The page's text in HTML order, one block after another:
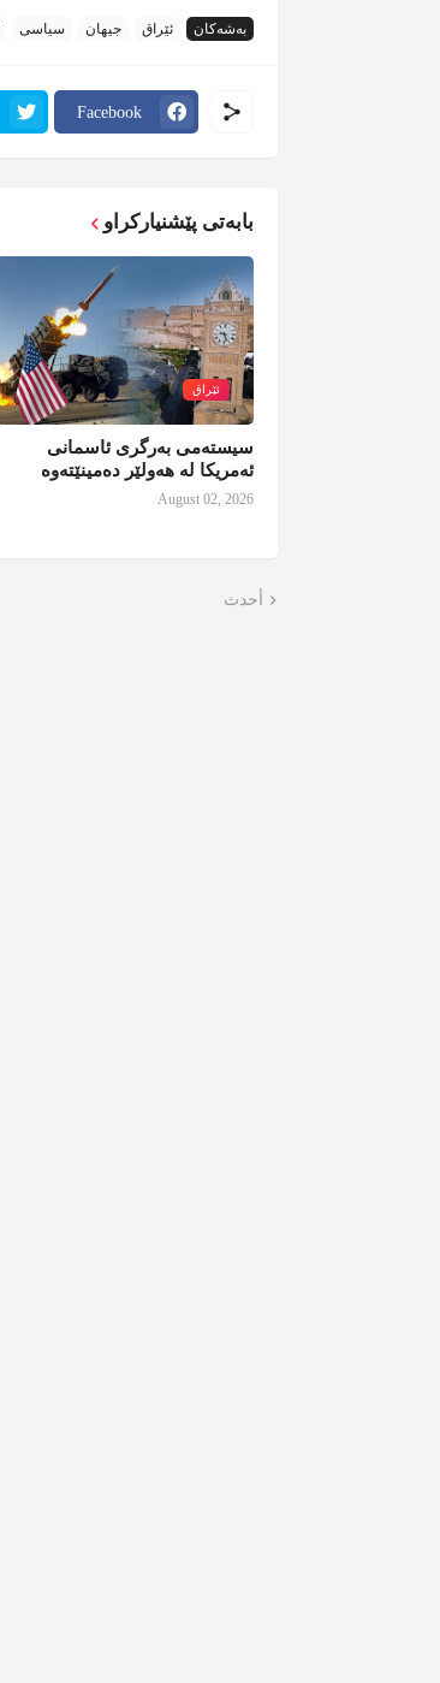
بەشەکان ئێراق جیهان سیاسی
Facebook
بابەتی پێشنیارکراو
ئێراق
سیستەمی بەرگری ئاسمانی
ئەمریکا لە هەولێر دەمینێتەوە
August 02, 2026
أحدث